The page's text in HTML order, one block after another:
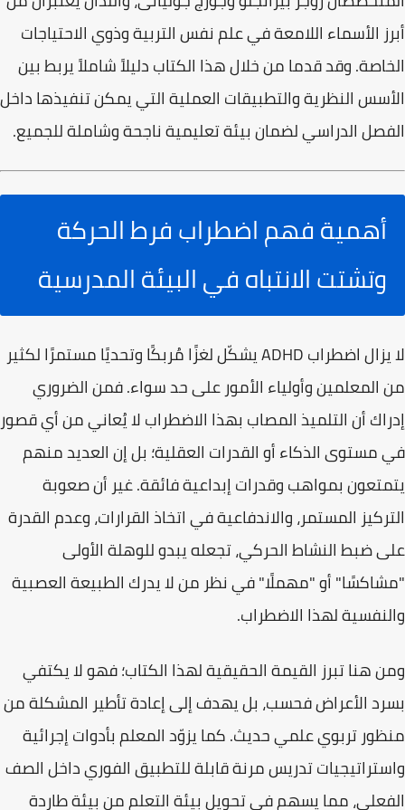
أبرز الأسماء اللامعة في علم نفس التربية وذوي الاحتياجات
الخاصة. وقد قدما من خلال هذا الكتاب دليلاً شاملاً يربط بين
الأسس النظرية والتطبيقات العملية التي يمكن تنفيذها داخل
الفصل الدراسي لضمان بيئة تعليمية ناجحة وشاملة للجميع.
أهمية فهم اضطراب فرط الحركة
وتشتت الانتباه في البيئة المدرسية
لا يزال اضطرابADHDيشكّل لغزًا مُربكًا وتحديًا مستمرًا لكثير
من المعلمين وأولياء الأمور على حد سواء. فمن الضروري
إدراك أن التلميذ المصاب بهذا الاضطراب لا يُعاني من أي قصور
في مستوى الذكاء أو القدرات العقلية؛ بل إن العديد منهم
يتمتعون بمواهب وقدرات إبداعية فائقة. غير أن صعوبة
التركيز المستمر، والاندفاعية في اتخاذ القرارات، وعدم القدرة
على ضبط النشاط الحركي، تجعله يبدو للوهلة الأولى
"مشاكسًا" أو "مهملًا" في نظر من لا يدرك الطبيعة العصبية
والنفسية لهذا الاضطراب.
ومن هنا تبرز القيمة الحقيقية لهذا الكتاب؛ فهو لا يكتفي
بسرد الأعراض فحسب، بل يهدف إلىإعادة تأطير المشكلةمن
منظور تربوي علمي حديث. كما يزوّد المعلم بأدوات إجرائية
واستراتيجيات تدريس مرنة قابلة للتطبيق الفوري داخل الصف
الفعلي، مما يسهم في تحويل بيئة التعلم من بيئة طاردة